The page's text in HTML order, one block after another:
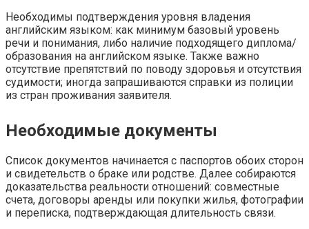
Необходимы подтверждения уровня владения
английским языком: как минимум базовый уровень
речи и понимания, либо наличие подходящего диплома/
образования на английском языке. Также важно
отсутствие препятствий по поводу здоровья и отсутствия
судимости; иногда запрашиваются справки из полиции
из стран проживания заявителя.
Необходимые документы
Список документов начинается с паспортов обоих сторон
и свидетельств о браке или родстве. Далее собираются
доказательства реальности отношений: совместные
счета, договоры аренды или покупки жилья, фотографии
и переписка, подтверждающая длительность связи.